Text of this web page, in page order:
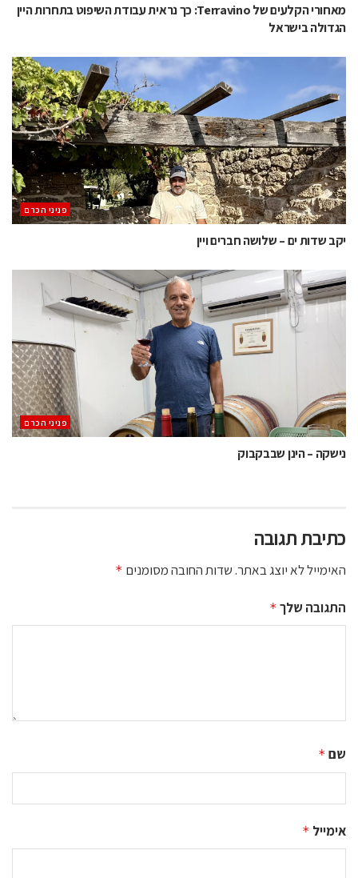
מאחורי הקלעים של Terravino: כך נראית עבודת השיפוט בתחרות היין
הגדולה בישראל
פניני הכרם
יקב שדות ים – שלושה חברים ויין
פניני הכרם
נישקה – הינן שבבקבוק
כתיבת תגובה
האימייל לא יוצג באתר.שדות החובה מסומנים *
התגובה שלך *
שם *
אימייל *